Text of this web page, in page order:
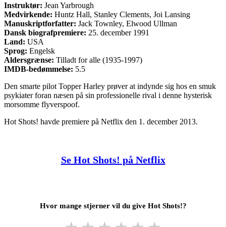
Instruktør: Jean Yarbrough
Medvirkende: Huntz Hall, Stanley Clements, Joi Lansing
Manuskriptforfatter: Jack Townley, Elwood Ullman
Dansk biografpremiere: 25. december 1991
Land: USA
Sprog: Engelsk
Aldersgrænse: Tilladt for alle (1935-1997)
IMDB-bedømmelse: 5.5
Den smarte pilot Topper Harley prøver at indynde sig hos en smuk
psykiater foran næsen på sin professionelle rival i denne hysterisk
morsomme flyverspoof.
Hot Shots! havde premiere på Netflix den 1. december 2013.
Se Hot Shots! på Netflix
Hvor mange stjerner vil du give Hot Shots!?